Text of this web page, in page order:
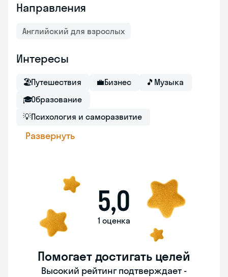
Направления
Английский для взрослых
Интересы
🏖Путешествия 💼Бизнес 🎵 Музыка
🎓Образование
💡Психология и саморазвитие
Развернуть
5,0
1 оценка
Помогает достигать целей
Высокий рейтинг подтверждает -